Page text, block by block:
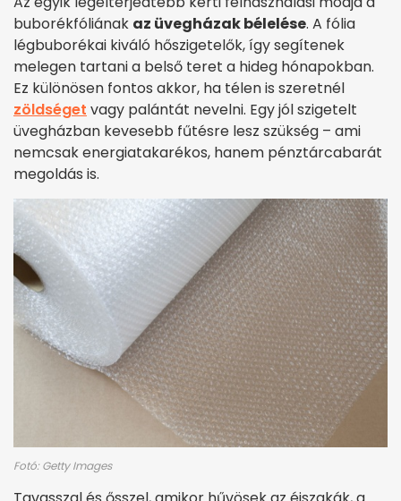
buborékfóliának az üvegházak bélelése. A fólia
légbuborékai kiváló hőszigetelők, így segítenek
melegen tartani a belső teret a hideg hónapokban.
Ez különösen fontos akkor, ha télen is szeretnél
zöldséget vagy palántát nevelni. Egy jól szigetelt
üvegházban kevesebb fűtésre lesz szükség – ami
nemcsak energiatakarékos, hanem pénztárcabarát
megoldás is.
Fotó: Getty Images